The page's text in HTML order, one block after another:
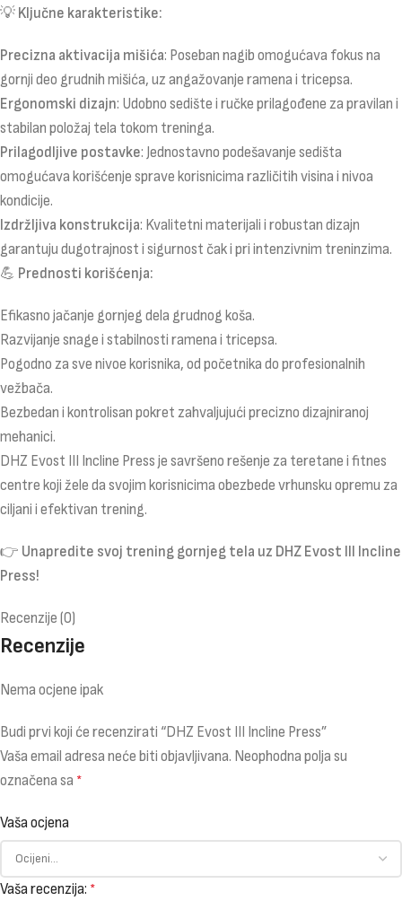
💡 Ključne karakteristike:
Precizna aktivacija mišića: Poseban nagib omogućava fokus na
gornji deo grudnih mišića, uz angažovanje ramena i tricepsa.
Ergonomski dizajn: Udobno sedište i ručke prilagođene za pravilan i
stabilan položaj tela tokom treninga.
Prilagodljive postavke: Jednostavno podešavanje sedišta
omogućava korišćenje sprave korisnicima različitih visina i nivoa
kondicije.
Izdržljiva konstrukcija: Kvalitetni materijali i robustan dizajn
garantuju dugotrajnost i sigurnost čak i pri intenzivnim treninzima.
💪 Prednosti korišćenja:
Efikasno jačanje gornjeg dela grudnog koša.
Razvijanje snage i stabilnosti ramena i tricepsa.
Pogodno za sve nivoe korisnika, od početnika do profesionalnih
vežbača.
Bezbedan i kontrolisan pokret zahvaljujući precizno dizajniranoj
mehanici.
DHZ Evost III Incline Press je savršeno rešenje za teretane i fitnes
centre koji žele da svojim korisnicima obezbede vrhunsku opremu za
ciljani i efektivan trening.
👉 Unapredite svoj trening gornjeg tela uz DHZ Evost III Incline
Press!
Recenzije (0)
Recenzije
Nema ocjene ipak
Budi prvi koji će recenzirati “DHZ Evost III Incline Press”
Vaša email adresa neće biti objavljivana. Neophodna polja su
označena sa *
Vaša ocjena
Vaša recenzija: *